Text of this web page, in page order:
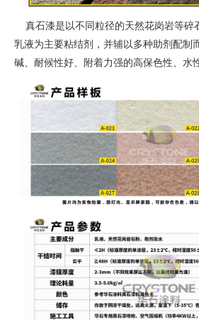
真石漆是以不同粒径的天然花岗岩等碎
乳液为主要粘结剂，并辅以多种助剂配制
碱、耐候性好、附着力强的高保色性、水